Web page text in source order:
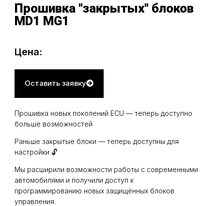
Прошивка "закрытых" блоков
MD1 MG1
Цена:
Оставить заявку
Прошивка новых поколений ECU — теперь доступно
больше возможностей
Раньше закрытые блоки — теперь доступны для
настройки 🔓
Мы расширили возможности работы с современными
автомобилями и получили доступ к
программированию новых защищённых блоков
управления.